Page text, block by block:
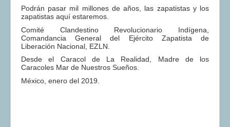
Podrán pasar mil millones de años, las zapatistas y los
zapatistas aquí estaremos.
Comité Clandestino Revolucionario Indígena,
Comandancia General del Ejército Zapatista de
Liberación Nacional, EZLN.
Desde el Caracol de La Realidad, Madre de los
Caracoles Mar de Nuestros Sueños.
México, enero del 2019.